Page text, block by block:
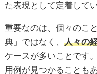
た表現として定着して
重要なのは、個々のこ
典」ではなく、 人々の
ケースが多いことです
用例が見つかることも